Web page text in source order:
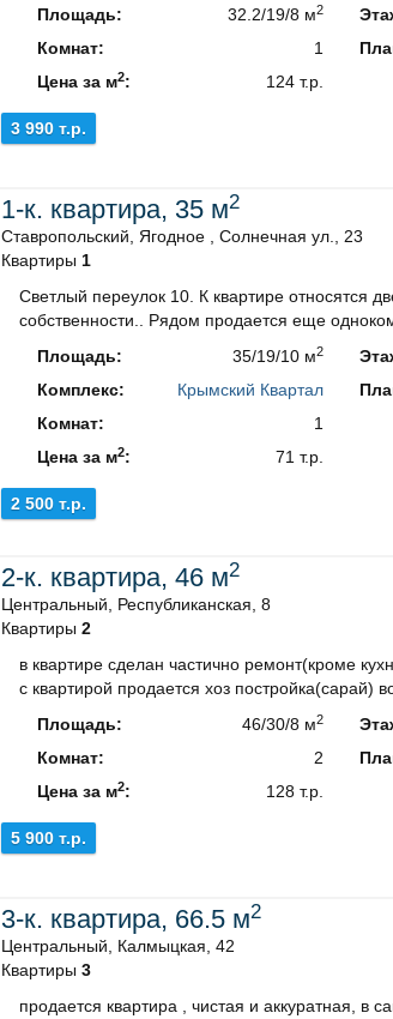
Площадь:
32.2/19/8 м2
Комнат:
1
Цена за м2: 124 т.р.
3 990 т.р.
1-к. квартира, 35 м2
Ставропольский, Ягодное , Солнечная ул., 23
Квартиры 1
Светлый переулок 10. К квартире относятся
собственности.. Рядом продается еще
Площадь:
35/19/10 м2
Комплекс:
Крымский Квартал
Комнат:
1
Цена за м2: 71 т.р.
2 500 т.р.
2-к. квартира, 46 м2
Центральный, Республиканская, 8
Квартиры 2
в квартире сделан частично ремонт(кроме
с квартирой продается хоз постройка(сарай)
Площадь:
46/30/8 м2
Комнат:
2
Цена за м2: 128 т.р.
5 900 т.р.
3-к. квартира, 66.5 м2
Центральный, Калмыцкая, 42
Квартиры 3
продается квартира , чистая и аккуратная, в